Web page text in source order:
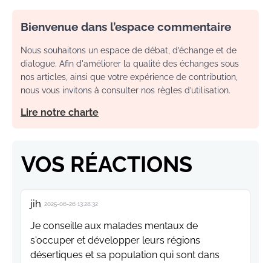
Bienvenue dans l’espace commentaire
Nous souhaitons un espace de débat, d’échange et de
dialogue. Afin d'améliorer la qualité des échanges sous
nos articles, ainsi que votre expérience de contribution,
nous vous invitons à consulter nos règles d’utilisation.
Lire notre charte
VOS RÉACTIONS
jih 2025-06-26 13:28:32
Je conseille aux malades mentaux de
s'occuper et développer leurs régions
désertiques et sa population qui sont dans